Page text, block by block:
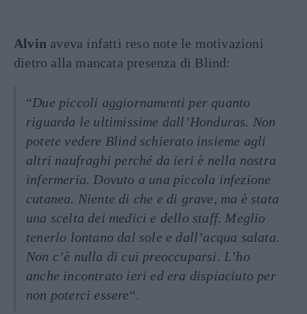
Alvin aveva infatti reso note le motivazioni
dietro alla mancata presenza di Blind:
“Due piccoli aggiornamenti per quanto
riguarda le ultimissime dall’Honduras. Non
potete vedere Blind schierato insieme agli
altri naufraghi perché da ieri è nella nostra
infermeria. Dovuto a una piccola infezione
cutanea. Niente di che e di grave, ma è stata
una scelta dei medici e dello staff. Meglio
tenerlo lontano dal sole e dall’acqua salata.
Non c’è nulla di cui preoccuparsi. L’ho
anche incontrato ieri ed era dispiaciuto per
non poterci essere“.